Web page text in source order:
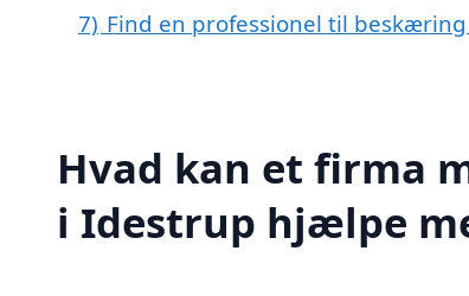
7) Find en professionel til
Hvad kan et firma
i Idestrup hjælpe